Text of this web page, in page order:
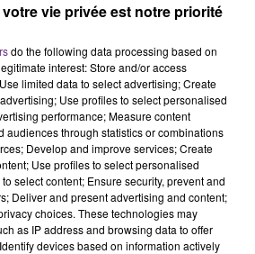
DE REIMS FERME
du centre-ville
JouéClub est contraint de
14h26
14h26
vie privée est notre priorité
do the following data processing based on
interest: Store and/or access
limited data to select advertising; Create
Use profiles to select personalised
performance; Measure content
audiences through statistics or combinations
Develop and improve services; Create
Use profiles to select personalised
select content; Ensure security, prevent and
Deliver and present advertising and content;
choices. These technologies may
as IP address and browsing data to offer
devices based on information actively